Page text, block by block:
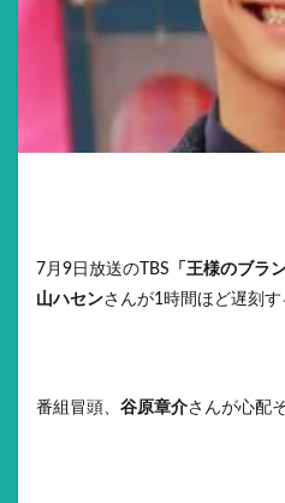
7月9日放送のTBS 「王様のブラ
山ハセンさんが1時間ほど遅刻す
番組冒頭、 谷原章介さんが心配